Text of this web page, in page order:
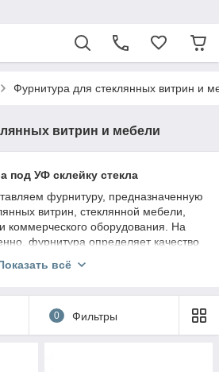
Фурнитура для стеклянных витрин и
витрин и мебели
под УФ склейку стекла
фурнитуру, предназначенную
витрин, стеклянной мебели,
и коммерческого оборудования. На
фурнитура определяет качество
срок службы вашего
всё
0 Фильтры